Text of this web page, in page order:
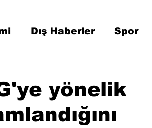
Dış Haberler Spor
yönelik